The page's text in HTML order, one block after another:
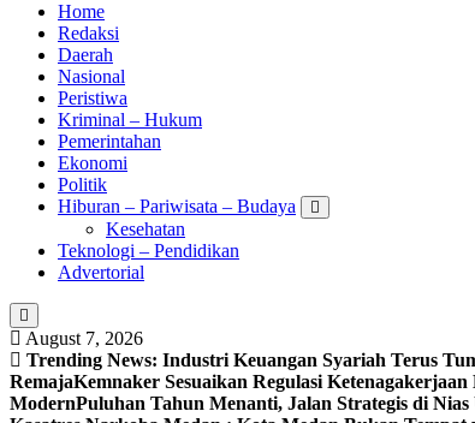
Home
Redaksi
Daerah
Nasional
Peristiwa
Kriminal – Hukum
Pemerintahan
Ekonomi
Politik
Hiburan – Pariwisata – Budaya
Kesehatan
Teknologi – Pendidikan
Advertorial
August 7, 2026
Trending News: Industri Keuangan Syariah Terus
RemajaKemnaker Sesuaikan Regulasi
ModernPuluhan Tahun Menanti, Jalan Strategis di